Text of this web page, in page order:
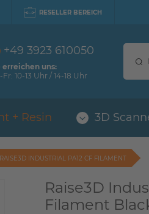
RESELLER BEREICH
+49 3923 610050
erreichen uns:
Fr: 10-13 Uhr / 14-18 Uhr
+ Resin 3D
RAISE3D INDUSTRIAL PA12 CF FILAMENT
Raise3D
Filament